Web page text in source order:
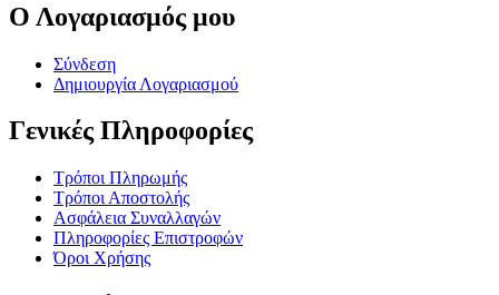
Ο Λογαριασμός μου
Σύνδεση
Δημιουργία Λογαριασμού
Γενικές Πληροφορίες
Τρόποι Πληρωμής
Τρόποι Αποστολής
Ασφάλεια Συναλλαγών
Πληροφορίες Επιστροφών
Όροι Χρήσης